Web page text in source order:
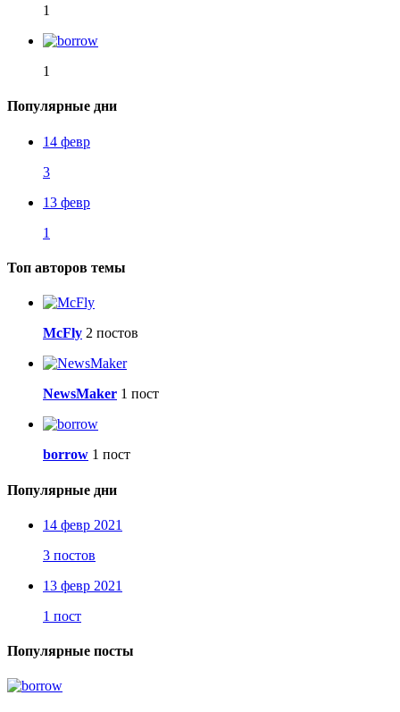
1
1
Популярные дни
14 февр
3
13 февр
1
Топ авторов темы
McFly 2 постов
NewsMaker 1 пост
borrow 1 пост
Популярные дни
14 февр 2021
3 постов
13 февр 2021
1 пост
Популярные посты